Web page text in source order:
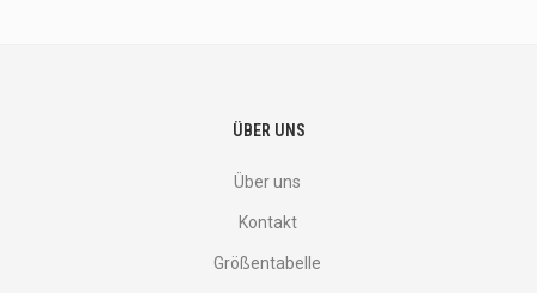
ÜBER UNS
Über uns
Kontakt
Größentabelle